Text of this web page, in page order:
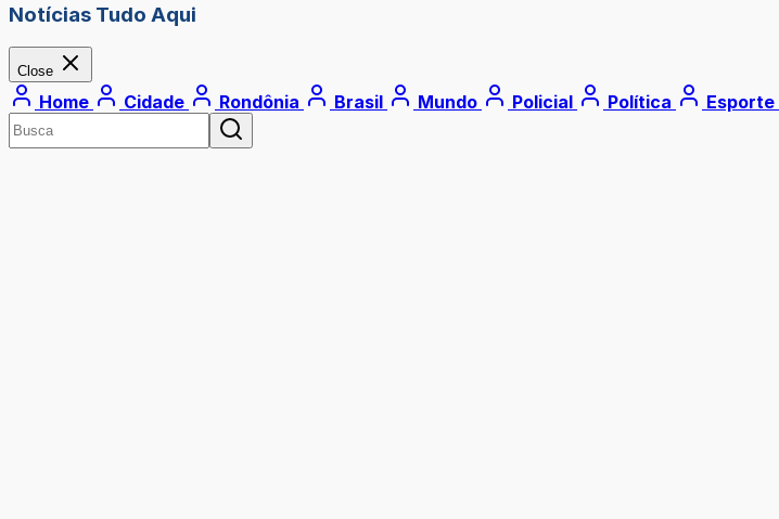
Notícias Tudo Aqui
Close
Home Cidade Rondônia Brasil Mundo Policial Política Esporte